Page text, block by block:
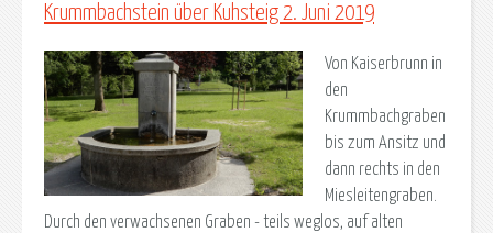
Krummbachstein über Kuhsteig 2. Juni 2019
Von Kaiserbrunn in
den
Krummbachgraben
bis zum Ansitz und
dann rechts in den
Miesleitengraben.
Durch den verwachsenen Graben - teils weglos, auf alten